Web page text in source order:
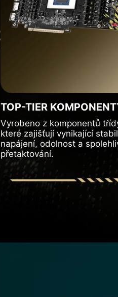
TOP-TIER
Vyrobeno z komponentů
které zajišťují vynikající
napájení, odolnost a
přetaktování.